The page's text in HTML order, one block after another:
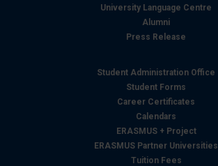
University Language Centre
Alumni
Press Release
Student Administration Office
Student Forms
Career Certificates
Calendars
ERASMUS + Project
ERASMUS Partner Universities
Tuition Fees